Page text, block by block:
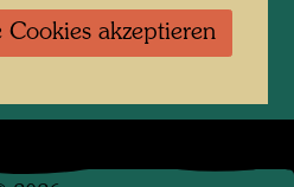
Cookies akzeptieren